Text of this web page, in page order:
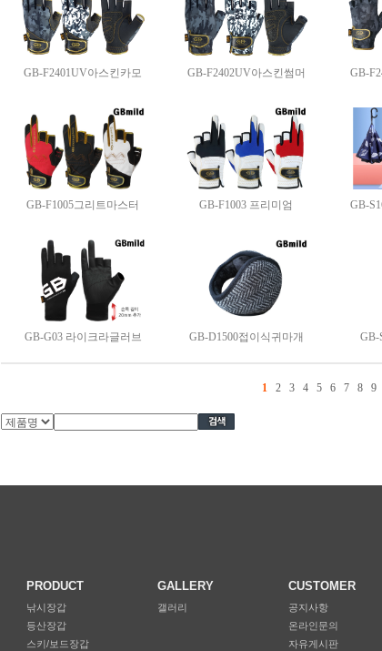
GB-F2401UV아스킨카모 GB-F2402UV아스킨썸머 GB-
GB-F1005그리트마스터 GB-F1003 프리미엄 GB-
GB-G03 라이크라글러브 GB-D1500접이식귀마개 GB-
1 2 3 4 5 6 7 8 9
PRODUCT
낚시장갑
등산장갑
스키/보드장갑
GALLERY
갤러리
CUSTOMER
공지사항
온라인문의
자유게시판